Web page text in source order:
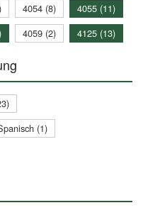
4054 (8)
4055 (11)
4059 (2) 4125 (13)
(1)